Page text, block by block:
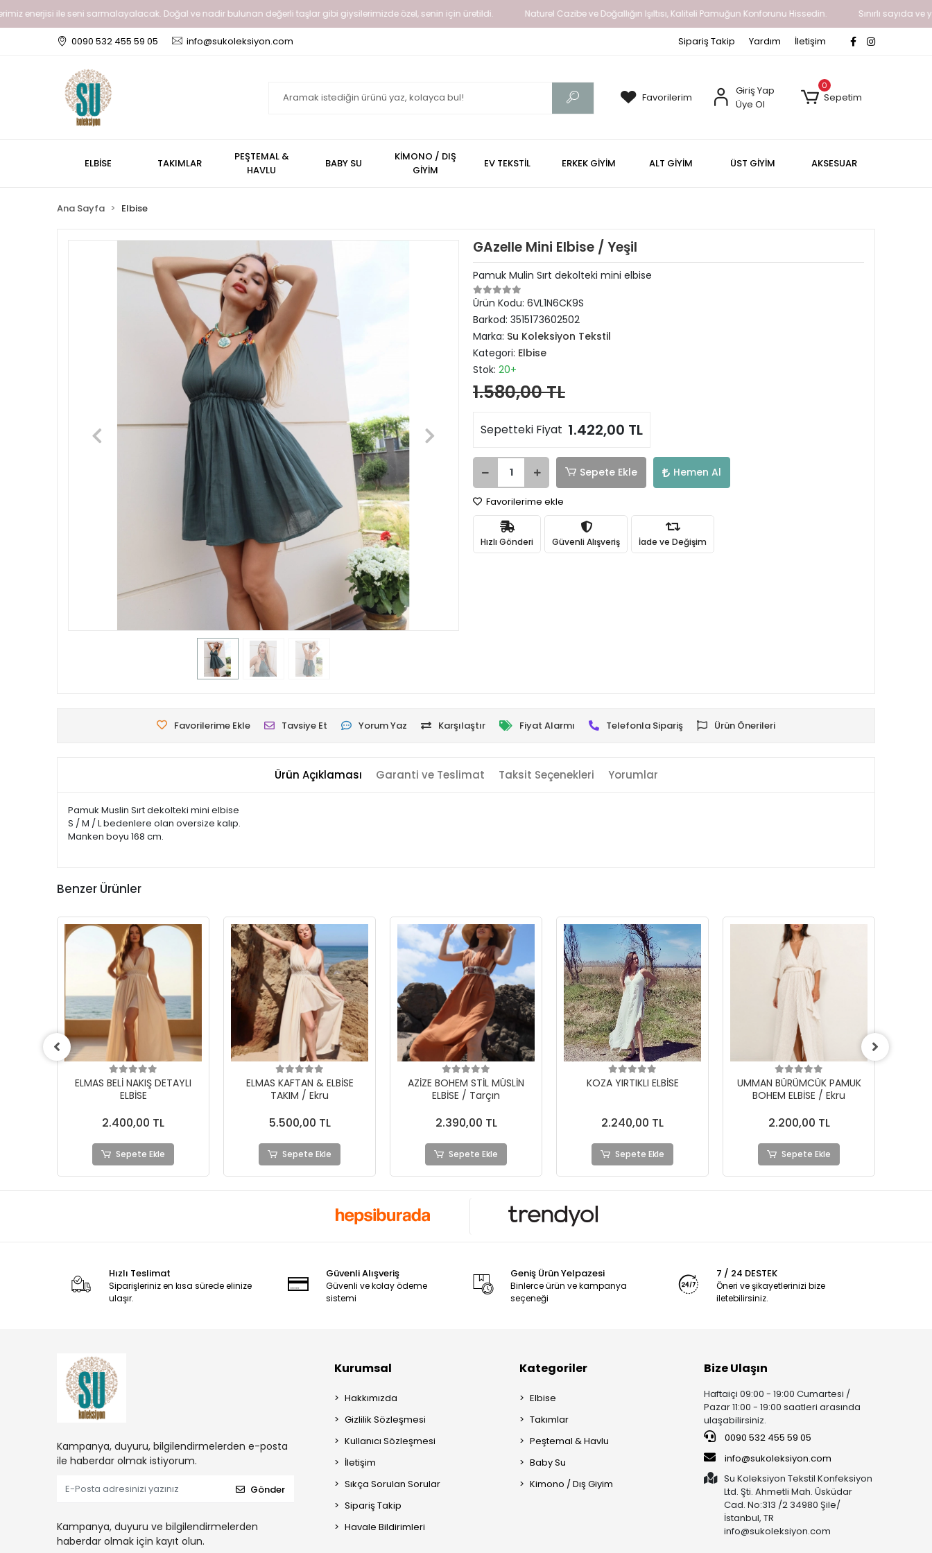
ile seni sarmalayalacak. Doğal ve nadir bulunan değerli taşlar gibi giysilerimizde özel, senin için üretildi. Naturel Cazibe ve Doğallığın Işıltısı, Kaliteli Pamuğun Konforunu Hissedin. Sınırlı sayıda ve
0090 532 455 59 05 info@sukoleksiyon.com Sipariş Takip Yardım İletişim
Favorilerim
Giriş Yap
Üye Ol
0
Sepetim
ELBİSE TAKIMLAR
PEŞTEMAL &
HAVLU
BABY SU
KİMONO / DIŞ
GİYİM
EV TEKSTİL ERKEK GİYİM ALT GİYİM ÜST GİYİM AKSESUAR
Ana Sayfa Elbise
GAzelle Mini Elbise / Yeşil
Pamuk Mulin Sırt dekolteki mini elbise
Ürün Kodu: 6VL1N6CK9S
Barkod: 3515173602502
Marka: Su Koleksiyon Tekstil
Kategori: Elbise
Stok: 20+
1.580,00 TL
Sepetteki Fiyat 1.422,00 TL
Sepete Ekle Hemen Al
Favorilerime ekle
Hızlı Gönderi Güvenli Alışveriş İade ve Değişim
Favorilerime Ekle Tavsiye Et Yorum Yaz Karşılaştır Fiyat Alarmı Telefonla Sipariş Ürün Önerileri
Ürün Açıklaması Garanti ve Teslimat Taksit Seçenekleri Yorumlar
Pamuk Muslin Sırt dekolteki mini elbise
S / M / L bedenlere olan oversize kalıp.
Manken boyu 168 cm.
Benzer Ürünler
ELMAS KAFTAN & ELBİSE
TAKIM / Ekru
5.500,00 TL
Sepete Ekle
AZİZE BOHEM STİL MÜSLİN
ELBİSE / Tarçın
2.390,00 TL
Sepete Ekle
KOZA YIRTIKLI ELBİSE
2.240,00 TL
Sepete Ekle
UMMAN BÜRÜMCÜK PAMUK
2.200,00 TL
Sepete Ekle
UMMAN BÜRÜMCÜK PAMUK
BOHEM ELBİSE / Siyah
%4
2.200,00 TL
Sepete Ekle
Hızlı Teslimat
Siparişleriniz en kısa sürede elinize
ulaşır.
Güvenli Alışveriş
Güvenli ve kolay ödeme
sistemi
Geniş Ürün Yelpazesi
Binlerce ürün ve kampanya
seçeneği
7 / 24 DESTEK
Öneri ve şikayetlerinizi bize
iletebilirsiniz.
Kampanya, duyuru, bilgilendirmelerden e-posta
ile haberdar olmak istiyorum.
Gönder
Kampanya, duyuru ve bilgilendirmelerden
haberdar olmak için kayıt olun.
Kurumsal
Hakkımızda
Gizlilik Sözleşmesi
Kullanıcı Sözleşmesi
İletişim
Sıkça Sorulan Sorular
Sipariş Takip
Havale Bildirimleri
Kategoriler
Elbise
Takımlar
Peştemal & Havlu
Baby Su
Kimono / Dış Giyim
Bize Ulaşın
Haftaiçi 09:00 - 19:00 Cumartesi /
Pazar 11:00 - 19:00 saatleri arasında
ulaşabilirsiniz.
0090 532 455 59 05
info@sukoleksiyon.com
Su Koleksiyon Tekstil Konfeksiyon
Ltd. Şti. Ahmetli Mah. Üsküdar
Cad. No:313 /2 34980 Şile/
İstanbul, TR
info@sukoleksiyon.com